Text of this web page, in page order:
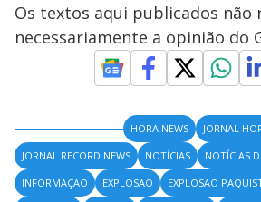
Os textos aqui publicados não
necessariamente a opinião do
HORA NEWS JORNAL
JORNAL RECORD NEWS
NOTÍCIAS NOTÍCIAS
INFORMAÇÃO
EXPLOSÃO EXPLOSÃO